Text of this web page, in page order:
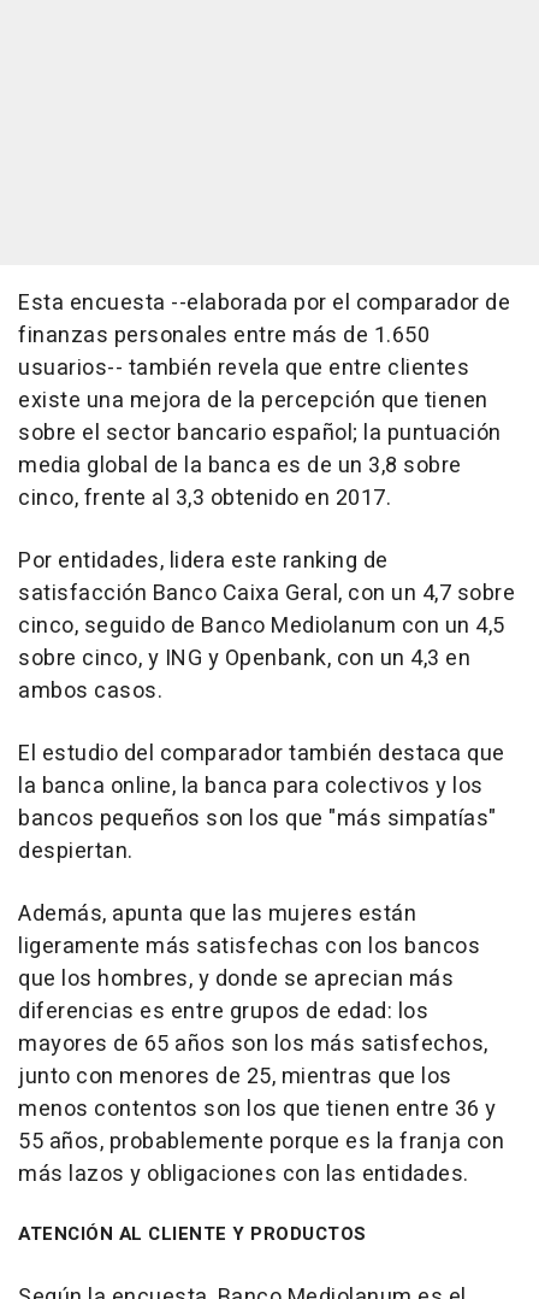
Esta encuesta --elaborada por el comparador de
finanzas personales entre más de 1.650
usuarios-- también revela que entre clientes
existe una mejora de la percepción que tienen
sobre el sector bancario español; la puntuación
media global de la banca es de un 3,8 sobre
cinco, frente al 3,3 obtenido en 2017.
Por entidades, lidera este ranking de
satisfacción Banco Caixa Geral, con un 4,7 sobre
cinco, seguido de Banco Mediolanum con un 4,5
sobre cinco, y ING y Openbank, con un 4,3 en
ambos casos.
El estudio del comparador también destaca que
la banca online, la banca para colectivos y los
bancos pequeños son los que "más simpatías"
despiertan.
Además, apunta que las mujeres están
ligeramente más satisfechas con los bancos
que los hombres, y donde se aprecian más
diferencias es entre grupos de edad: los
mayores de 65 años son los más satisfechos,
junto con menores de 25, mientras que los
menos contentos son los que tienen entre 36 y
55 años, probablemente porque es la franja con
más lazos y obligaciones con las entidades.
ATENCIÓN AL CLIENTE Y PRODUCTOS